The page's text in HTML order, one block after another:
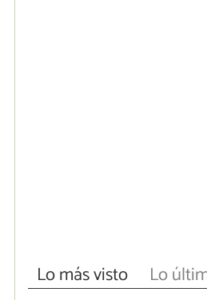
Lo más visto Lo